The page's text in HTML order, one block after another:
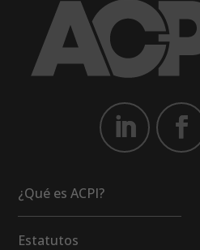
¿Qué es ACPI?
Estatutos